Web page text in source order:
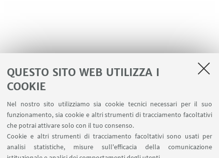
QUESTO SITO WEB UTILIZZA I
COOKIE
Nel nostro sito utilizziamo sia cookie tecnici necessari per il suo
funzionamento, sia cookie e altri strumenti di tracciamento facoltativi
che potrai attivare solo con il tuo consenso.
Cookie e altri strumenti di tracciamento facoltativi sono usati per
analisi statistiche, misure sull'efficacia della comunicazione
Area riservata - Spazi virtuali
Contatti
SEGUI IL DIPARTIMENTO SU: